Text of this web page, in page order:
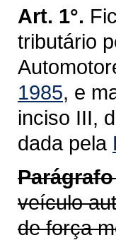
Art. 1°.
tributário
1985, e
inciso III,
dada pela
veículo
de força